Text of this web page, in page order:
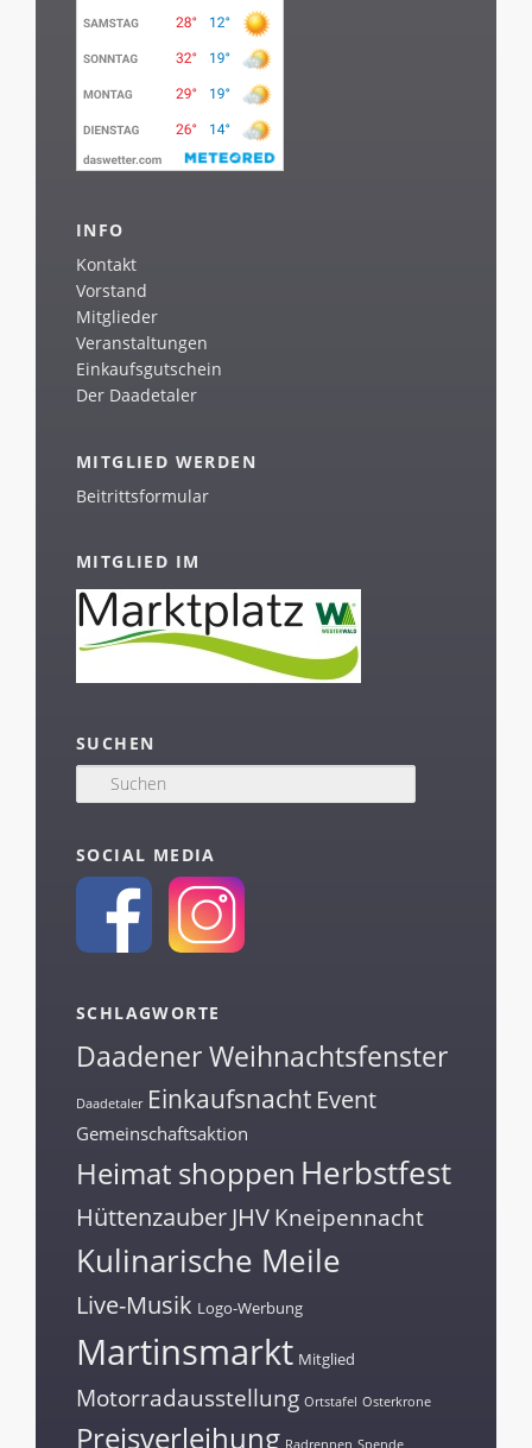
INFO
Kontakt
Vorstand
Mitglieder
Veranstaltungen
Einkaufsgutschein
Der Daadetaler
MITGLIED WERDEN
Beitrittsformular
MITGLIED IM
SUCHEN
u
e
n
SOCIAL MEDIA
SCHLAGWORTE
Daadener Weihnachtsfenster
Daadetaler Einkaufsnacht Event
Gemeinschaftsaktion
Heimat shoppen Herbstfest
HüttenzauberJHVKneipennacht
Kulinarische Meile
Live-Musik Logo-Werbung
Martinsmarkt Mitglied
Motorradausstellung Ortstafel Osterkrone
Preisverleihung Radrennen Spende